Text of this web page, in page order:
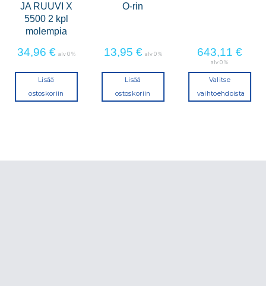
JA RUUVI X
5500 2 kpl
molempia
34,96 € alv 0 %
Lisää
ostoskoriin
O-rin
13,95 € alv 0 %
Lisää
ostoskoriin
643,11 €
alv 0 %
Valitse
vaihtoehdoista